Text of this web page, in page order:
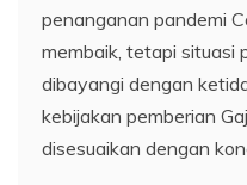
penanganan pandemi
membaik, tetapi situasi
dibayangi dengan
kebijakan pemberian
disesuaikan dengan